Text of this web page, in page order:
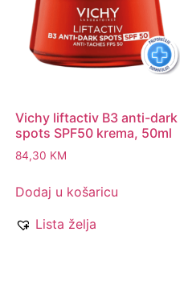
Vichy liftactiv B3 anti-dark
spots SPF50 krema, 50ml
84,30 KM
Dodaj u košaricu
Lista želja